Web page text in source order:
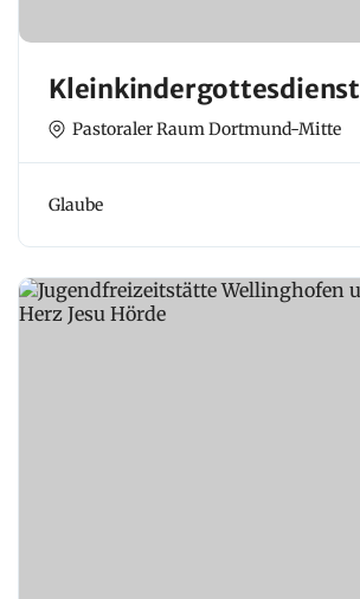
Kleinkindergottesdienst
(Wortgottesdienste)
Pastoraler Raum Dortmund-Mitte
Glaube